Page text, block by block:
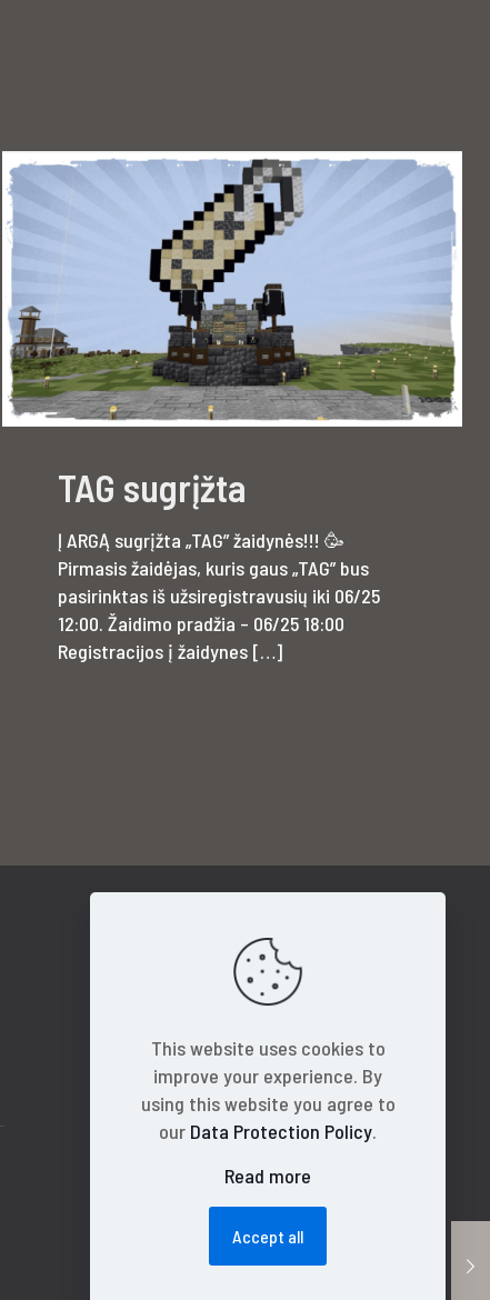
TAG sugrįžta
Į ARGĄ sugrįžta „TAG” žaidynės!!! 🥳
Pirmasis žaidėjas, kuris gaus „TAG” bus
pasirinktas iš užsiregistravusių iki 06/25
12:00. Žaidimo pradžia – 06/25 18:00
Registracijos į žaidynes […]
This website uses cookies to
improve your experience. By
using this website you agree to
our Data Protection Policy.
Read more
Accept all